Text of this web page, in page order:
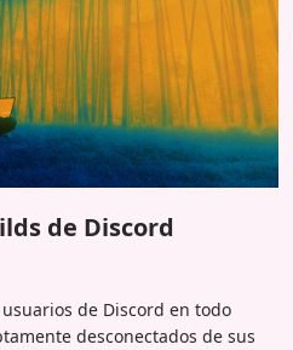
de Discord
de Discord en todo
desconectados de sus